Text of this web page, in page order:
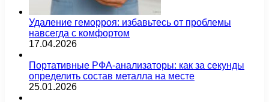
Удаление геморроя: избавьтесь от проблемы
навсегда с комфортом
17.04.2026
Портативные РФА-анализаторы: как за секунды
определить состав металла на месте
25.01.2026